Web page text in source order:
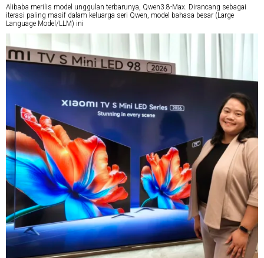
Alibaba merilis model unggulan terbarunya, Qwen3.8-Max. Dirancang sebagai
iterasi paling masif dalam keluarga seri Qwen, model bahasa besar (Large
Language Model/LLM) ini